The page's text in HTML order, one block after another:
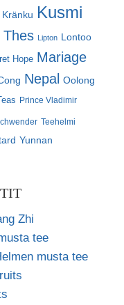
Kränku Kusmi
Thes Lipton Lontoo
Hope Mariage
Nepal Oolong
Prince Vladimir
Teehelmi
Yunnan
Zhi
tee
musta tee